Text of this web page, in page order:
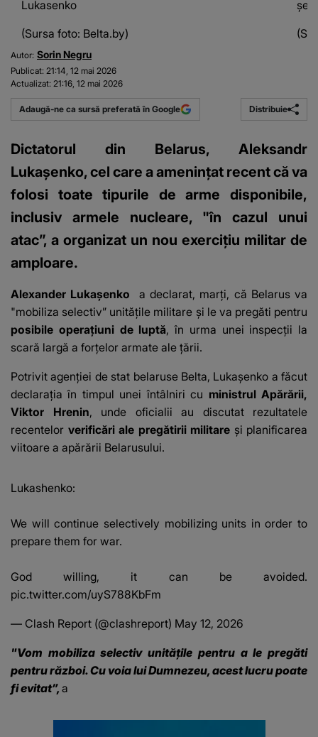
Lukasenko
(Sursa foto: Belta.by)
Autor: Sorin Negru
Publicat: 21:14, 12 mai 2026
Actualizat: 21:16, 12 mai 2026
Adaugă-ne ca sursă preferată în Google Distribuie
Dictatorul din Belarus, Aleksandr
Lukașenko, cel care a amenințat recent că va
folosi toate tipurile de arme disponibile,
inclusiv armele nucleare, "în cazul unui
atac”, a organizat un nou exercițiu militar de
amploare.
Alexander Lukașenko
a declarat, marți, că Belarus va
"mobiliza selectiv” unitățile militare și le va pregăti pentru
posibile operațiuni de luptă, în urma unei inspecții la
scară largă a forțelor armate ale țării.
Potrivit agenției de stat belaruse Belta, Lukașenko a făcut
declarația în timpul unei întâlniri cu ministrul Apărării,
Viktor Hrenin, unde oficialii au discutat rezultatele
recentelor verificări ale pregătirii militare și planificarea
viitoare a apărării Belarusului.
Lukashenko:
We will continue selectively mobilizing units in order to
prepare them for war.
God willing, it can be avoided.
pic.twitter.com/uyS788KbFm
— Clash Report (@clashreport) May 12, 2026
"Vom mobiliza selectiv unitățile pentru a le pregăti
pentru război. Cu voia lui Dumnezeu, acest lucru poate
fi evitat”, a